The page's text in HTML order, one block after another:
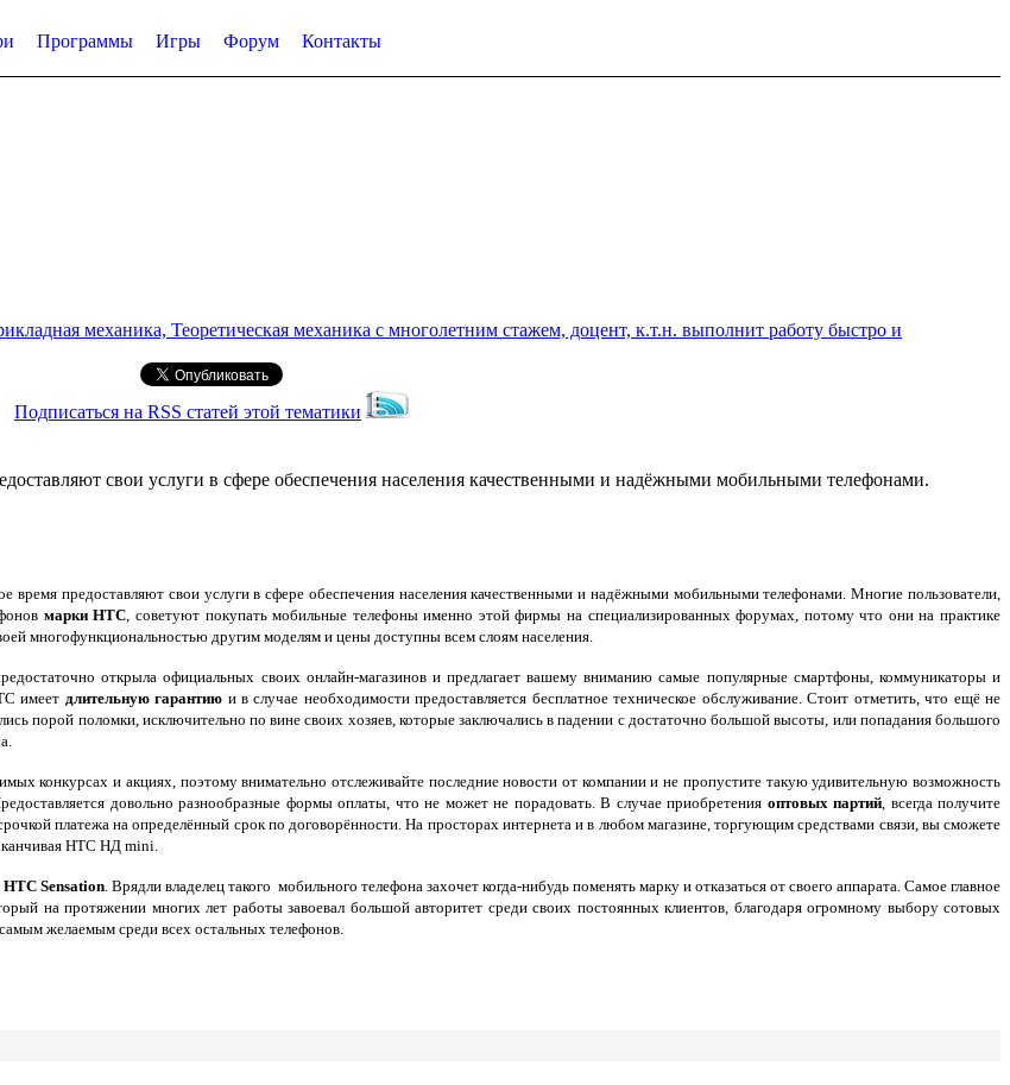
Программы Игры Форум Контакты
механика, Теоретическая механика с многолетним стажем, доцент, к.т.н. выполнит работу быстро и
Подписаться на RSS статей этой тематики
свои услуги в сфере обеспечения населения качественными и надёжными мобильными телефонами.
время предоставляют свои услуги в сфере обеспечения населения качественными и надёжными мобильными телефонами. Многие пользователи,
марки HTC , советуют покупать мобильные телефоны именно этой фирмы на специализированных форумах, потому что они на практике
многофункциональностью другим моделям и цены доступны всем слоям населения.
открыла официальных своих онлайн-магазинов и предлагает вашему вниманию самые популярные смартфоны, коммуникаторы и
имеет длительную гарантию и в случае необходимости предоставляется бесплатное техническое обслуживание. Стоит отметить, что ещё не
порой поломки, исключительно по вине своих хозяев, которые заключались в падении с достаточно большой высоты, или попадания большого
конкурсах и акциях, поэтому внимательно отслеживайте последние новости от компании и не пропустите такую удивительную возможность
довольно разнообразные формы оплаты, что не может не порадовать. В случае приобретения оптовых партий , всегда получите
платежа на определённый срок по договорённости. На просторах интернета и в любом магазине, торгующим средствами связи, вы сможете
НТС НД mini.
HTC Sensation . Врядли владелец такого мобильного телефона захочет когда-нибудь поменять марку и отказаться от своего аппарата. Самое главное
на протяжении многих лет работы завоевал большой авторитет среди своих постоянных клиентов, благодаря огромному выбору сотовых
самым желаемым среди всех остальных телефонов.